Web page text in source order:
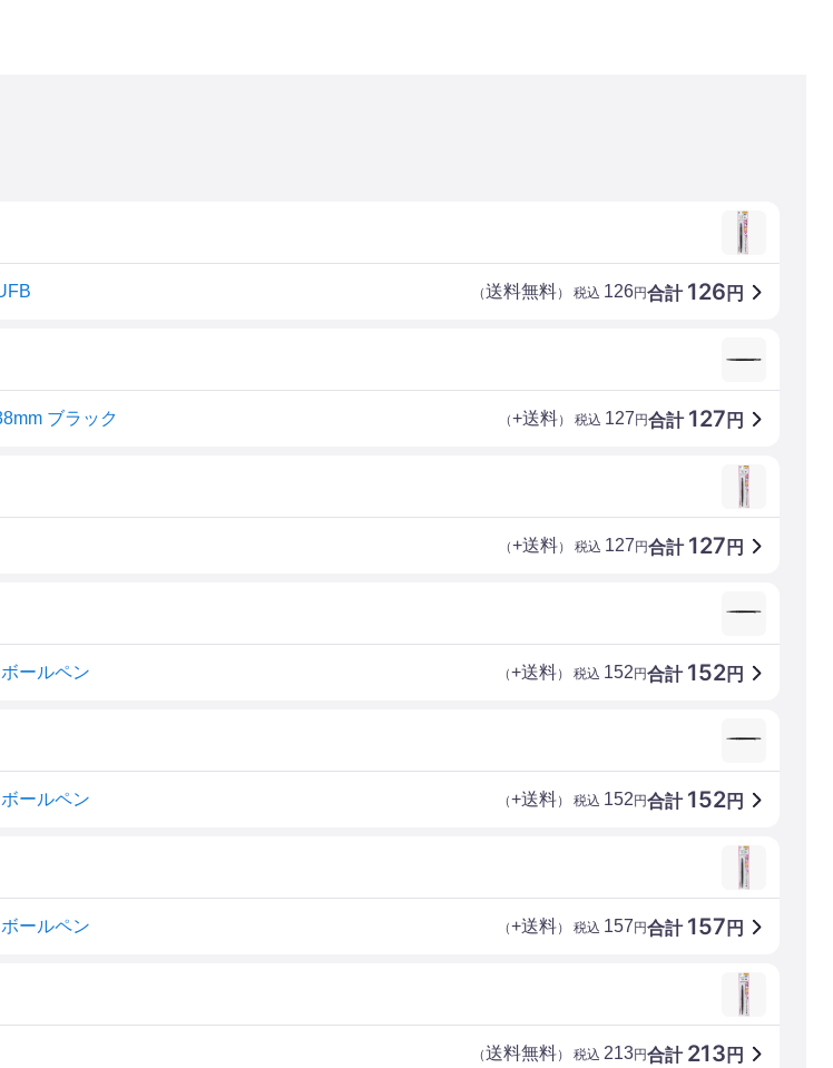
合計 126 円
（送料無料） 税込 126円
ブラック 合計 127 円
（+送料） 税込 127円
合計 127 円
（+送料） 税込 127円
ールペン 合計 152円
（+送料） 税込 152円
ールペン 合計 152円
（+送料） 税込 152円
ールペン 合計 157 円
（+送料） 税込 157円
合計 213 円
（送料無料） 税込 213円